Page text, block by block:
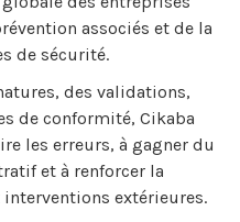
associés et de la
de sécurité.
des validations,
de conformité, Cikaba
les erreurs, à gagner du
et à renforcer la
extérieures.